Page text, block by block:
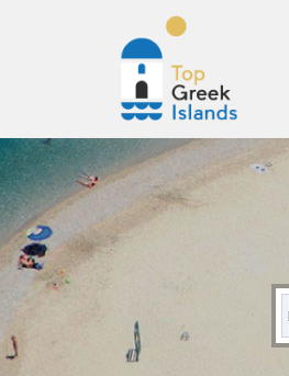
Top
Greek
Islands